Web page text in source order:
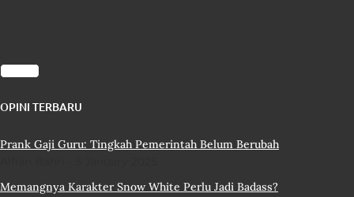
OPINI TERBARU
Prank Gaji Guru: Tingkah Pemerintah Belum Berubah
Memangnya Karakter Snow White Perlu Jadi Badass?